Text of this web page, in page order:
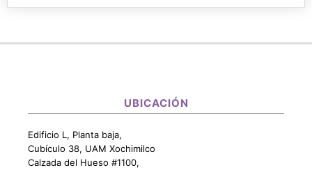
UBICACIÓN
Edificio L, Planta baja,
Cubículo 38, UAM Xochimilco
Calzada del Hueso #1100,